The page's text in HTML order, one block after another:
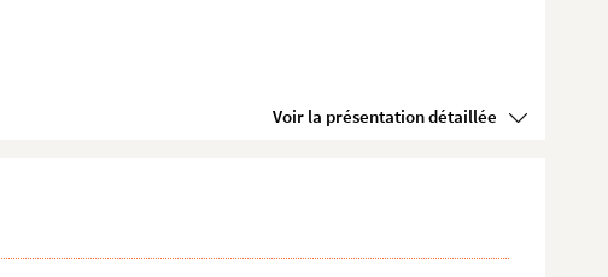
Voir la présentation détaillée